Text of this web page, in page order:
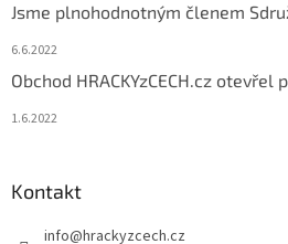
Jsme plnohodnotným členem
6.6.2022
Obchod HRACKYzCECH.cz otevřel
1.6.2022
Kontakt
info@hrackyzcech.cz